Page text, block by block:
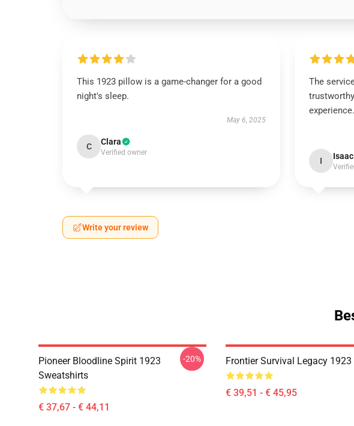
This 1923 pillow is a game-changer for a good
night's sleep.
May 6, 2025
C Clara
Verified owner
The
experience.
I Isaac
Write your review
Pioneer Bloodline Spirit 1923
Sweatshirts
€ 37,67 - € 44,11
-20% Frontier Survival Legacy 1923
€ 39,51 - € 45,95